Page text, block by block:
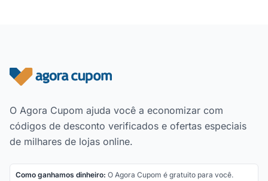
Rodapé do site
O Agora Cupom ajuda você a economizar com
códigos de desconto verificados e ofertas especiais
de milhares de lojas online.
Como ganhamos dinheiro: O Agora Cupom é gratuito para você.